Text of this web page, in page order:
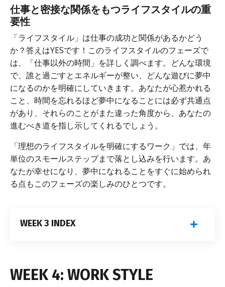
仕事と密接な関係をもつライフスタイルの重
要性
「ライフスタイル」は仕事の成功と関係があるかどう
か？答えはYESです！このライフスタイルのフェーズで
は、「仕事以外の時間」を詳しく調べます。どんな環境
で、誰と過ごすとエネルギーが整い、どんな遊びに夢中
になるのかを明確にしていきます。あなたが心惹かれる
こと、時間を忘れるほど夢中になることには必ず共通点
があり、それらのことがまた違った角度から、あなたの
進むべき道を指し示してくれるでしょう。
「理想のライフスタイルを明確にするワーク」では、年
単位のスモールステップまで落とし込みを行います。あ
なたが幸せになり、夢中になれることをすぐに始められ
る点もこのフェーズの楽しみのひとつです。
WEEK 3 INDEX
WEEK 4: WORK STYLE